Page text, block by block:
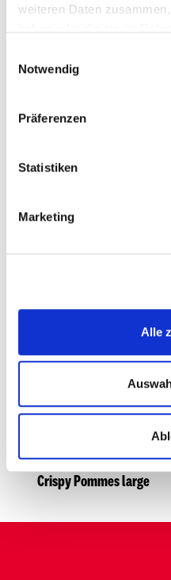
weiteren Daten
Notwendig
Präferenzen
Statistiken
Marketing
Alle
Crispy Pommes large